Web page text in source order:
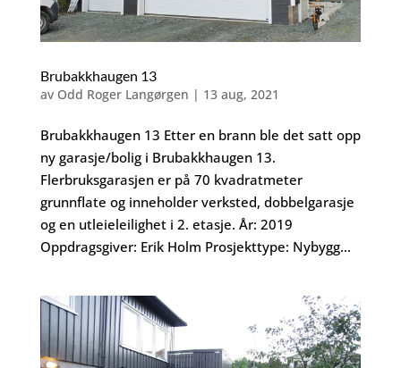
Brubakkhaugen 13
av Odd Roger Langørgen | 13 aug, 2021
Brubakkhaugen 13 Etter en brann ble det satt opp
ny garasje/bolig i Brubakkhaugen 13.
Flerbruksgarasjen er på 70 kvadratmeter
grunnflate og inneholder verksted, dobbelgarasje
og en utleieleilighet i 2. etasje. År: 2019
Oppdragsgiver: Erik Holm Prosjekttype: Nybygg...